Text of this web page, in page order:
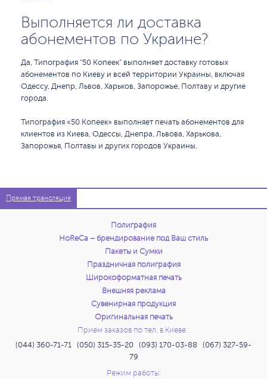
Выполняется ли доставка
абонементов по Украине?
Да, Типография "50 Копеек" выполняет доставку готовых
абонементов по Киеву и всей территории Украины, включая
Одессу, Днепр, Львов, Харьков, Запорожье, Полтаву и другие
города.
Типография «50 Копеек» выполняет печать абонементов для
клиентов из Киева, Одессы, Днепра, Львова, Харькова,
Запорожья, Полтавы и других городов Украины.
Прямая трансляция
Полиграфия
HoReCa – брендирование под Ваш стиль
Пакеты и Сумки
Праздничная полиграфия
Широкоформатная печать
Внешняя реклама
Сувенирная продукция
Оригинальная печать
Прием заказов по тел. в Киеве :
(044) 360-71-71 (050) 315-35-20 (093) 170-03-88 (067) 327-59-
79
Режим работы: